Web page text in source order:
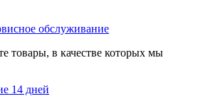
обслуживание
товары, в качестве которых мы
14 дней